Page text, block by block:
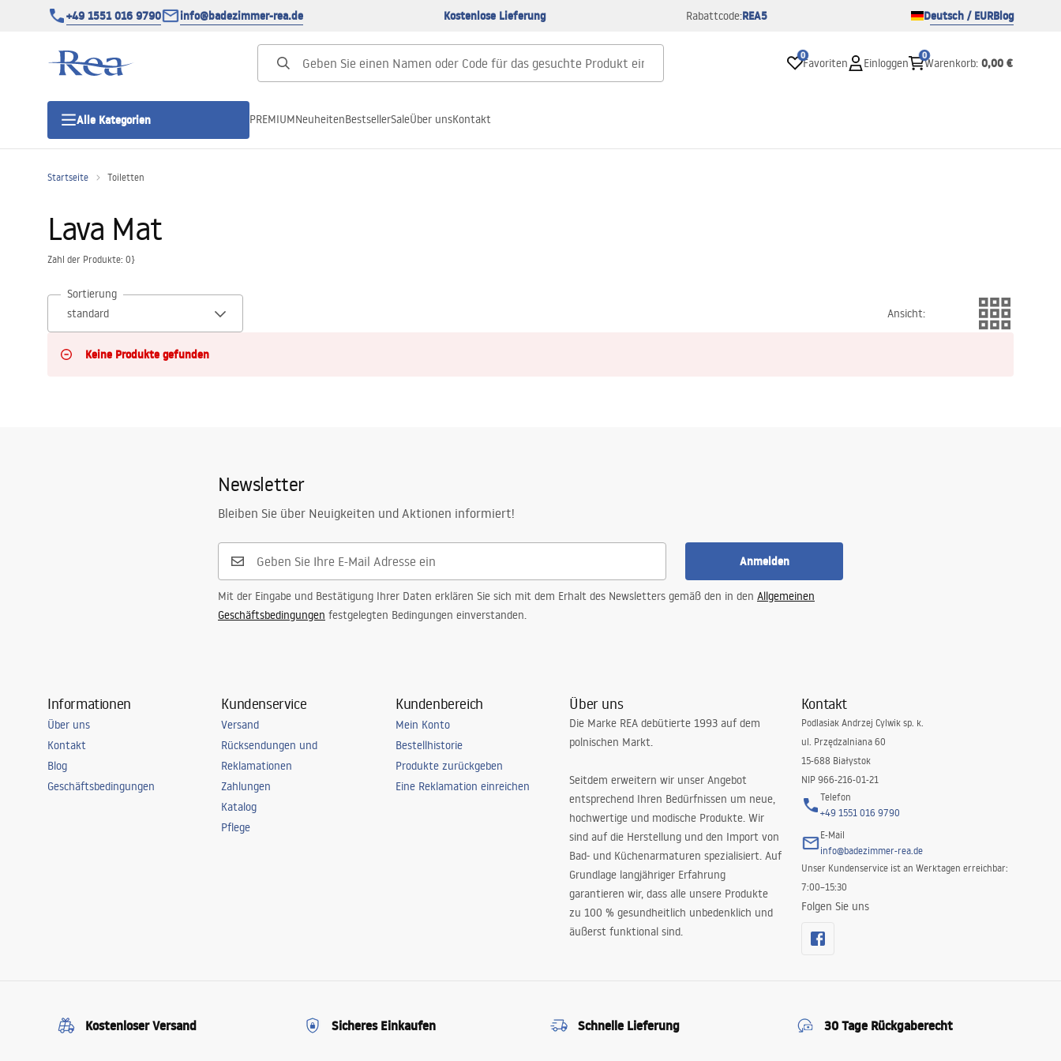
+49 1551 016 9790 info@badezimmer-rea.de Kostenlose Lieferung Rabattcode:REA5 Deutsch / EURBlog
0
Favoriten Einloggen
0
Warenkorb: 0,00 €
Alle Kategorien
Duschtüren
PREMIUMNeuheitenBestsellerSaleÜber unsKontakt
Startseite Toiletten
Lava Mat
Zahl der Produkte: 0}
Sortierung
Ansicht:
Keine Produkte gefunden
Newsletter
Bleiben Sie über Neuigkeiten und Aktionen informiert!
Anmelden
Mit der Eingabe und Bestätigung Ihrer Daten erklären Sie sich mit dem Erhalt des Newsletters gemäß den in den Allgemeinen
Geschäftsbedingungen festgelegten Bedingungen einverstanden.
Informationen
Über uns
Kontakt
Blog
Geschäftsbedingungen
Kundenservice
Versand
Rücksendungen und
Reklamationen
Zahlungen
Katalog
Pflege
Kundenbereich
Mein Konto
Bestellhistorie
Produkte zurückgeben
Eine Reklamation einreichen
Über uns
Die Marke REA debütierte 1993 auf dem
polnischen Markt.
Seitdem erweitern wir unser Angebot
entsprechend Ihren Bedürfnissen um neue,
hochwertige und modische Produkte. Wir
sind auf die Herstellung und den Import von
Bad- und Küchenarmaturen spezialisiert. Auf
Grundlage langjähriger Erfahrung
garantieren wir, dass alle unsere Produkte
zu 100 % gesundheitlich unbedenklich und
äußerst funktional sind.
Kontakt
Podlasiak Andrzej Cylwik sp. k.
ul. Przędzalniana 60
15-688 Białystok
NIP 966-216-01-21
Telefon
+49 1551 016 9790
E-Mail
info@badezimmer-rea.de
Unser Kundenservice ist an Werktagen erreichbar:
7:00–15:30
Folgen Sie uns
Kostenloser Versand Sicheres Einkaufen Schnelle Lieferung 30 Tage Rückgaberecht